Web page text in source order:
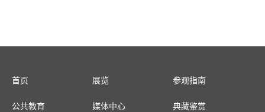
首页 展览 参观指南
公共教育 媒体中心 典藏鉴赏